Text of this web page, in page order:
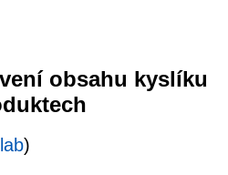
obsahu kyslíku
)